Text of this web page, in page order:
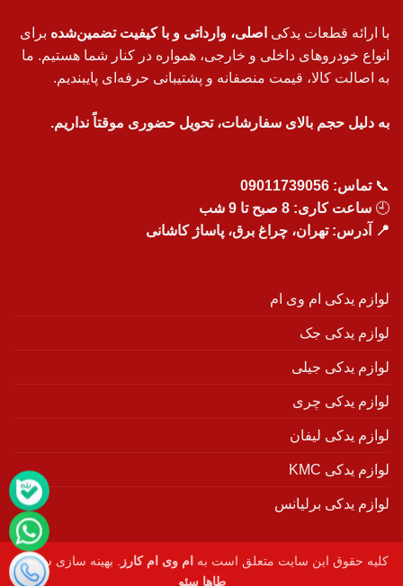
با ارائه قطعات یدکی اصلی، وارداتی و با کیفیت تضمین‌شده برای
انواع خودروهای داخلی و خارجی، همواره در کنار شما هستیم. ما
به اصالت کالا، قیمت منصفانه و پشتیبانی حرفه‌ای پایبندیم.
به دلیل حجم بالای سفارشات، تحویل حضوری موقتاً نداریم.
📞تماس: 09011739056
🕘 ساعت کاری: 8 صبح تا 9 شب
📍 آدرس: تهران، چراغ برق، پاساژ کاشانی
لوازم یدکی ام وی ام
لوازم یدکی جک
لوازم یدکی جیلی
لوازم یدکی چری
لوازم یدکی لیفان
لوازم یدکی KMC
لوازم یدکی برلیانس
کلیه حقوق این سایت متعلق است به ام وی ام کارز
. بهینه سازی سایت :
طاها سئو